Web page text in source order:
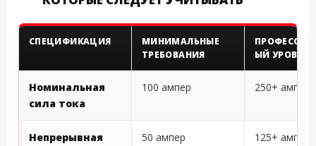
СПЕЦИФИКАЦИЯ
МИНИМАЛЬНЫЕ
ТРЕБОВАНИЯ
ЫЙ УРОВЕНЬ
Номинальная
сила тока
100 ампер 250+ ампер
Непрерывная
50 ампер 125+ ампер